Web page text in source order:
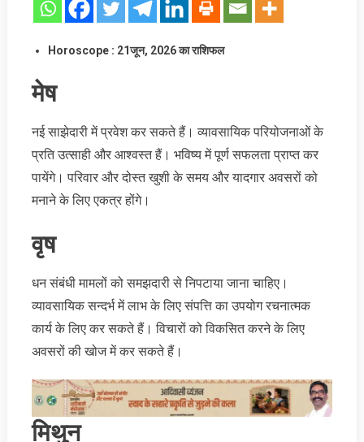
Horoscope: 21जून, 2026 का राशिफल
मेष
नई साझेदारी में प्रवेश कर सकते हैं। व्यावसायिक परियोजनाओं के
प्रति उत्साही और आश्वस्त हैं। भविष्य में पूर्ण सफलता प्राप्त कर
पायेंगे। परिवार और दोस्त खुशी के समय और यादगार अवसरों को
मनाने के लिए एकत्र होंगे।
वृष
धन संबंधी मामलों को समझदारी से निपटाया जाना चाहिए।
व्यावसायिक सन्दर्भ में लाभ के लिए संपत्ति का उपयोग रचनात्मक
कार्य के लिए कर सकते हैं। विचारों को विकसित करने के लिए
अवसरों की खोज में कर सकते हैं।
मिथुन